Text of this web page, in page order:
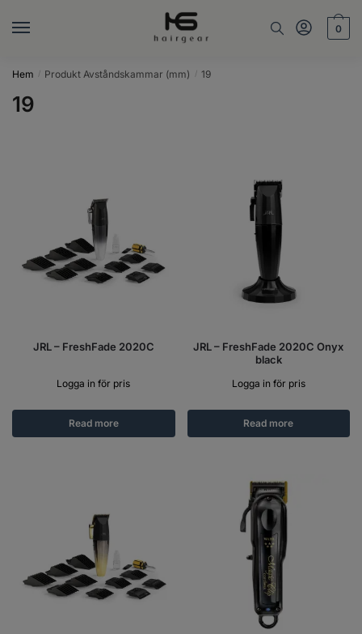
0
Hem / Produkt Avståndskammar (mm) / 19
19
JRL – FreshFade 2020C
Logga in för pris
Read more
JRL – FreshFade 2020C Onyx
black
Logga in för pris
Read more